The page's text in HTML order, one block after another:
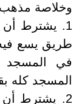
وخلاصة مذهب
1. يشترط أن
طريق يسع
في المسجد
المسجد كله
2. يشترط أن